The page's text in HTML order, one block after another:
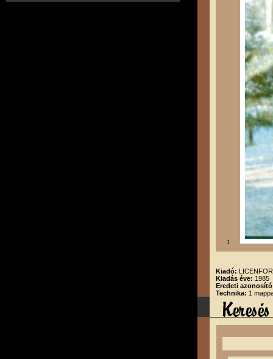
1
Kiadó:
Kiadás éve: 1985
Eredeti
Technika: 1